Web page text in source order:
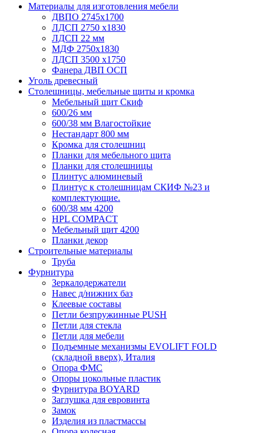
Материалы для изготовления мебели
ДВПО 2745х1700
ЛДСП 2750 х1830
ЛДСП 22 мм
МДФ 2750х1830
ЛДСП 3500 х1750
Фанера ДВП ОСП
Уголь древесный
Столешницы, мебельные щиты и кромка
Мебельный щит Скиф
600/26 мм
600/38 мм Влагостойкие
Нестандарт 800 мм
Кромка для столешниц
Планки для мебельного щита
Планки для столешницы
Плинтус алюминевый
Плинтус к столешницам СКИФ №23 и
комплектующие.
600/38 мм 4200
HPL COMPACT
Мебельный щит 4200
Планки декор
Строительные материалы
Труба
Фурнитура
Зеркалодержатели
Навес д/нижних баз
Клеевые составы
Петли безпружинные PUSH
Петли для стекла
Петли для мебели
Подъемные механизмы EVOLIFT FOLD
(складной вверх), Италия
Опора ФМС
Опоры цокольные пластик
Фурнитура BOYARD
Заглушка для евровинта
Замок
Изделия из пластмассы